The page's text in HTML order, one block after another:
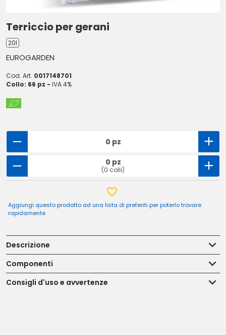
Terriccio per gerani
20l
EUROGARDEN
Cod. Art. 0017148701
Collo: 66 pz - IVA 4%
0 pz
0 pz
(0 colli)
Aggiungi questo prodotto ad una lista di preferiti per poterlo trovare
rapidamente
Descrizione
Componenti
Consigli d'uso e avvertenze